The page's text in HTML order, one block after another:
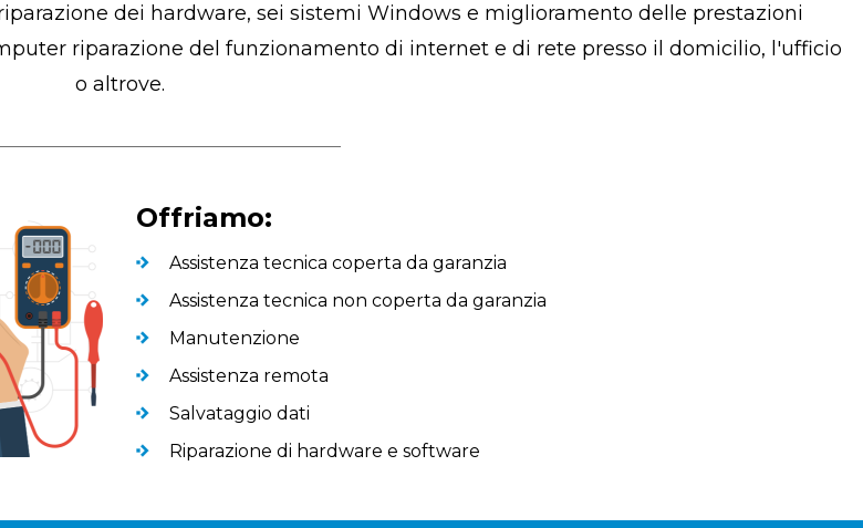
dei hardware, sei sistemi Windows e miglioramento delle prestazioni
riparazione del funzionamento di internet e di rete presso il domicilio, l'ufficio
o altrove.
Offriamo:
Assistenza tecnica coperta da garanzia
Assistenza tecnica non coperta da garanzia
Manutenzione
Assistenza remota
Salvataggio dati
Riparazione di hardware e software